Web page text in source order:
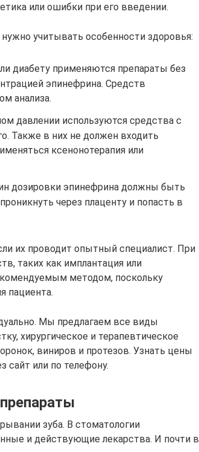
или ошибки при его введении.
учитывать особенности здоровья:
диабету применяются препараты без
эпинефрина. Средств
анализа.
давлении используются средства с
Также в них не должен входить
ксенонотерапия или
дозировки эпинефрина должны быть
через плаценту и попасть в
их проводит опытный специалист. При
таких как имплантация или
методом, поскольку
пациента.
Мы предлагаем все виды
хирургическое и терапевтическое
виниров и протезов. Узнать цены
сайт или по телефону.
зуба. В стоматологии
и действующие лекарства. И почти в